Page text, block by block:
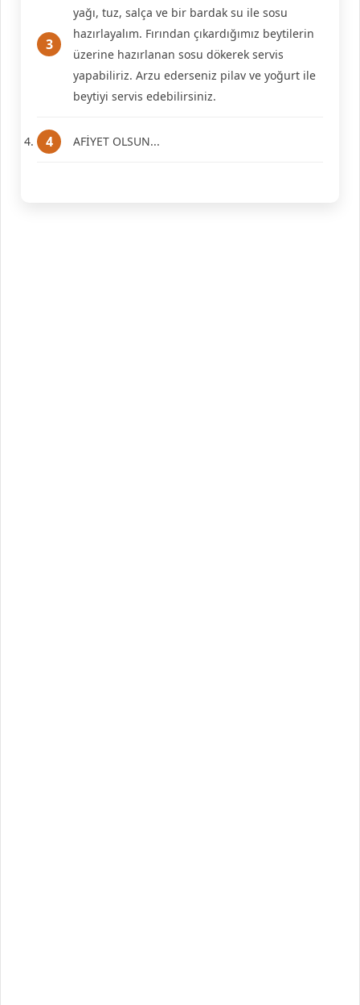
yağı, tuz, salça ve bir bardak su ile sosu
hazırlayalım. Fırından çıkardığımız beytilerin
üzerine hazırlanan sosu dökerek servis
yapabiliriz. Arzu ederseniz pilav ve yoğurt ile
beytiyi servis edebilirsiniz.
AFİYET OLSUN...